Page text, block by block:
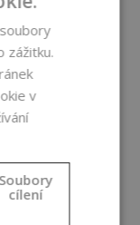
v sekci ke
zážitku.
v
Soubory
cílení